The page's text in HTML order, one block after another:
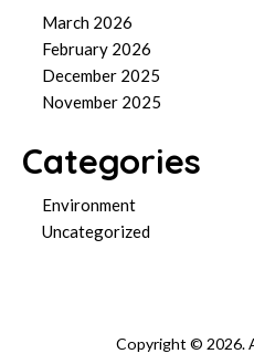
March 2026
February 2026
December 2025
November 2025
Categories
Environment
Uncategorized
Copyright © 2026.